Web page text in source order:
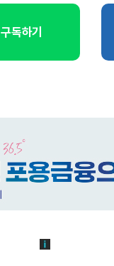
독하기